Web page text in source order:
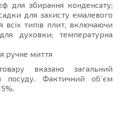
для збирання конденсату;
для захисту емалевого
всіх типів плит, включаючи
духовки; температурна
ручне миття
вказано загальний
посуду. Фактичний об`єм